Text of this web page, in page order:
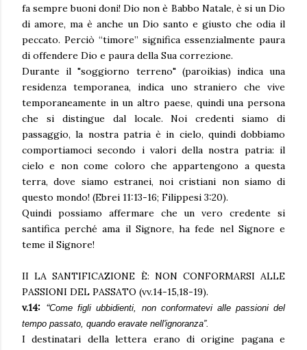
fa sempre buoni doni! Dio non è Babbo Natale, è si un Dio
di amore, ma è anche un Dio santo e giusto che odia il
peccato. Perciò “timore” significa essenzialmente paura
di offendere Dio e paura della Sua correzione.
Durante il "soggiorno terreno" (paroikias) indica una
residenza temporanea, indica uno straniero che vive
temporaneamente in un altro paese, quindi una persona
che si distingue dal locale. Noi credenti siamo di
passaggio, la nostra patria è in cielo, quindi dobbiamo
comportiamoci secondo i valori della nostra patria: il
cielo e non come coloro che appartengono a questa
terra, dove siamo estranei, noi cristiani non siamo di
questo mondo! (Ebrei 11:13-16; Filippesi 3:20).
Quindi possiamo affermare che un vero credente si
santifica perché ama il Signore, ha fede nel Signore e
teme il Signore!
II LA SANTIFICAZIONE È: NON CONFORMARSI ALLE
PASSIONI DEL PASSATO (vv.14-15,18-19).
v.14: “Come figli ubbidienti, non conformatevi alle passioni del
tempo passato, quando eravate nell'ignoranza”.
I destinatari della lettera erano di origine pagana e